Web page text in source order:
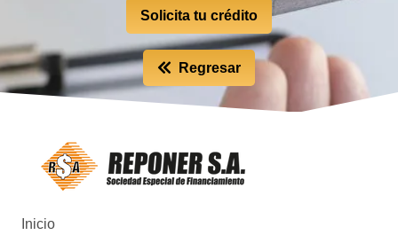
Regresar
Solicita tu crédito
Inicio